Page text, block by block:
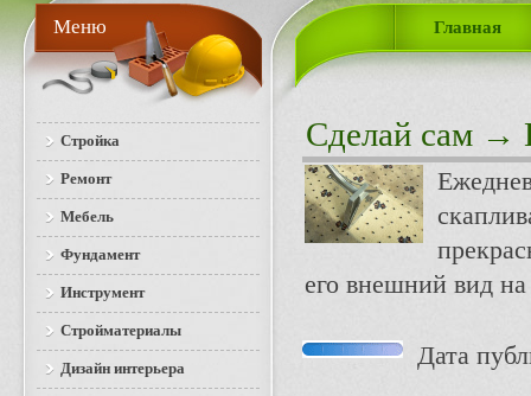
Главная
Сделай сам →
его внешний вид
Дата
Меню
Стройка
Ремонт
Мебель
Фундамент
Инструмент
Стройматериалы
Дизайн интерьера